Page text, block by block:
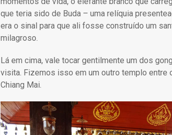
que teria sido de Buda – uma relíquia
era o sinal para que ali fosse construído um
milagroso.
Lá em cima, vale tocar gentilmente um dos
visita. Fizemos isso em um outro templo entre
Chiang Mai.